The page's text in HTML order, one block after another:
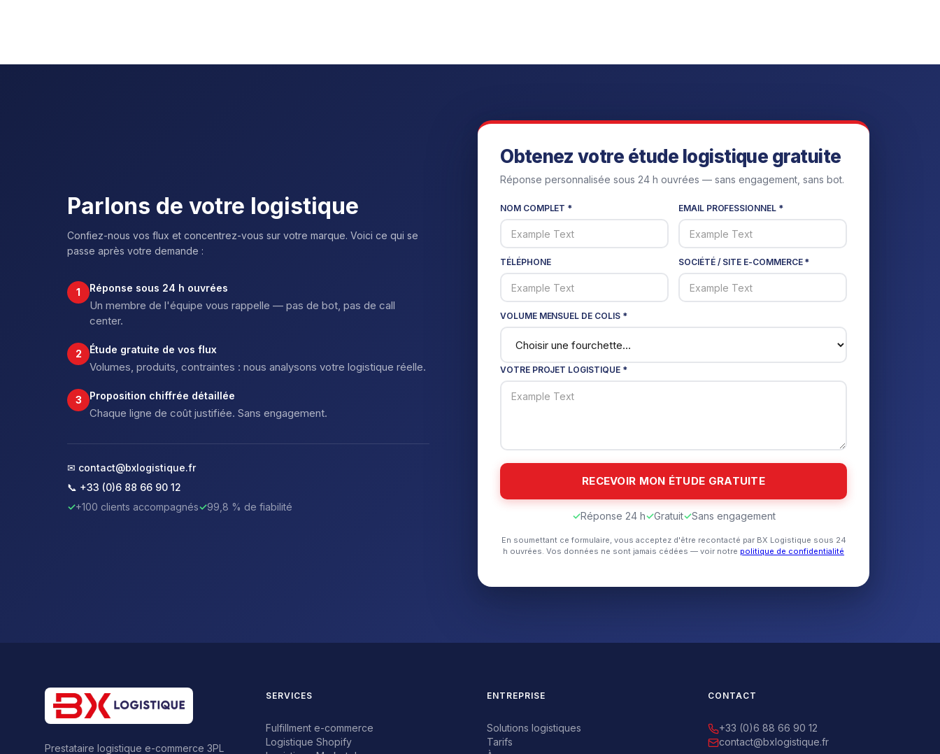
Parlons de votre logistique
Confiez-nous vos flux et concentrez-vous sur votre marque. Voici ce qui se
passe après votre demande :
1 Réponse sous 24 h ouvrées
Un membre de l'équipe vous rappelle — pas de bot, pas de call
center.
2 Étude gratuite de vos flux
Volumes, produits, contraintes : nous analysons votre logistique réelle.
3 Proposition chiffrée détaillée
Chaque ligne de coût justifiée. Sans engagement.
✉ contact@bxlogistique.fr
📞 +33 (0)6 88 66 90 12
✓+100 clients accompagnés✓99,8 % de fiabilité
Obtenez votre étude logistique gratuite
Réponse personnalisée sous 24 h ouvrées — sans engagement, sans bot.
NOM COMPLET * EMAIL PROFESSIONNEL *
TÉLÉPHONE SOCIÉTÉ / SITE E-COMMERCE *
VOLUME MENSUEL DE COLIS *
VOTRE PROJET LOGISTIQUE *
✓Réponse 24 h✓Gratuit✓Sans engagement
En soumettant ce formulaire, vous acceptez d'être recontacté par BX Logistique sous 24
h ouvrées. Vos données ne sont jamais cédées — voir notre politique de confidentialité
Prestataire logistique e-commerce 3PL
SERVICES
Fulfillment e-commerce
Logistique Shopify
ENTREPRISE
Solutions logistiques
Tarifs
CONTACT
+33 (0)6 88 66 90 12
contact@bxlogistique.fr